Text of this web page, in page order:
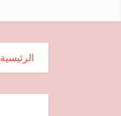
الرئيسية